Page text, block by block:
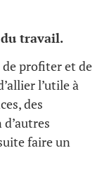
travail.
de profiter et de
l’utile à
des
faire un